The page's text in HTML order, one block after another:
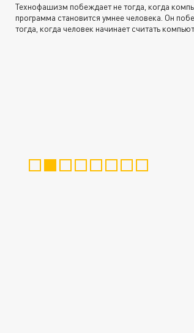
Технофашизм побеждает не тогда, когда
программа становится умнее человека. Он
тогда, когда человек начинает считать